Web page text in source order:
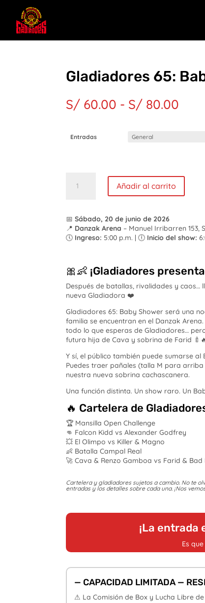
Gladiadores 65:
S/ 60.00 - S/ 80.00
Entradas
Baby
Añadir al carrito
📅 Sábado, 20 de junio de 2026
📍 Danzak Arena – Manuel Irribarren 153,
🕔 Ingreso: 5:00 p.m. | 🕕 Inicio del show:
🎀👶 ¡Gladiadores
Después de batallas, rivalidades y
nueva Gladiadora ❤️
Gladiadores 65: Baby Shower será una
familia se encuentran en el Danzak
todo lo que esperas de Gladiadores…
futura hija de Cava y sobrina de Farid
Y sí, el público también puede sumarse al
Puedes traer pañales (talla M para
nuestra nueva sobrina cachascanera.
Una función distinta. Un show raro. Un
🔥 Cartelera de
🏆 Mansilla Open Challenge
👊 Falcon Kidd vs Alexander Godfrey
💥 El Olimpo vs Killer & Magno
👶 Batalla Campal Real
🚀 Cava & Renzo Gamboa vs Farid & Bad
Cartelera y gladiadores sujetos a cambio. No te
entradas y los detalles sobre cada una. ¡Nos
¡La
Es
— CAPACIDAD LIMITADA —
⚠ La Comisión de Box y Lucha Libre